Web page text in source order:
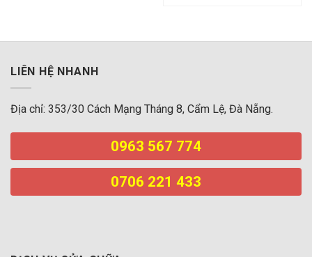
LIÊN HỆ NHANH
Địa chỉ: 353/30 Cách Mạng Tháng 8, Cẩm Lệ, Đà Nẵng.
0963 567 774
0706 221 433